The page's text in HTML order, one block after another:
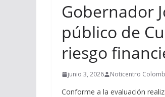
Gobernador
público de
riesgo
junio 3, 2026 Noticentro
Conforme a la evaluación